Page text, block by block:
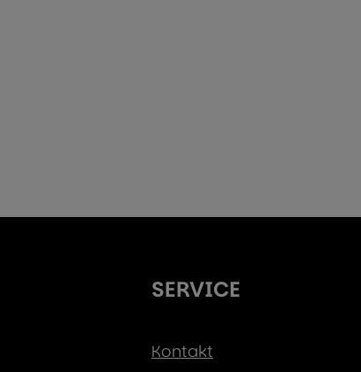
SERVICE
Kontakt